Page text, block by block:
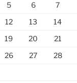
5 6 7
12 13 14
19 20 21
26 27 28